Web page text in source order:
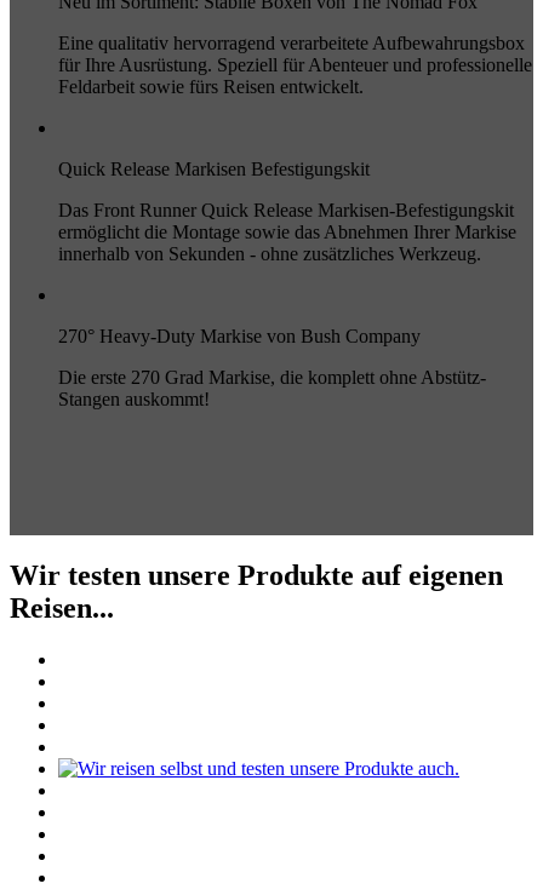
Eine qualitativ hervorragend verarbeitete Aufbewahrungsbox
für Ihre Ausrüstung. Speziell für Abenteuer und professionelle
Feldarbeit sowie fürs Reisen entwickelt.
Quick Release Markisen Befestigungskit
Das Front Runner Quick Release Markisen-Befestigungskit
ermöglicht die Montage sowie das Abnehmen Ihrer Markise
innerhalb von Sekunden - ohne zusätzliches Werkzeug.
270° Heavy-Duty Markise von Bush Company
Die erste 270 Grad Markise, die komplett ohne Abstütz-
Stangen auskommt!
Wir testen unsere Produkte auf eigenen
Reisen...